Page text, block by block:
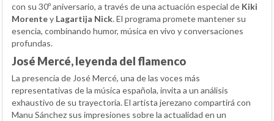
con su 30º aniversario, a través de una actuación especial de Kiki
Morentey Lagartija Nick. El programa promete mantener su
esencia, combinando humor, música en vivo y conversaciones
profundas.
José Mercé, leyenda del flamenco
La presencia de José Mercé, una de las voces más
representativas de la música española, invita a un análisis
exhaustivo de su trayectoria. El artista jerezano compartirá con
Manu Sánchez sus impresiones sobre la actualidad en un